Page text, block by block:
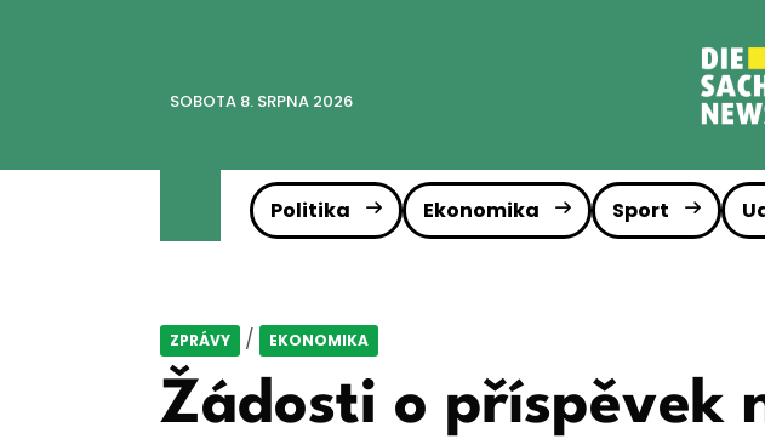
SOBOTA 8. SRPNA 2026
Politika Ekonomika Sport
ZPRÁVY / EKONOMIKA
Žádosti o příspěvek